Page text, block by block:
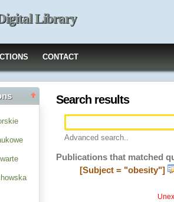
Library
CONTACT
Search results
Advanced search..
Publications that matched
[Subject = "obesity"]